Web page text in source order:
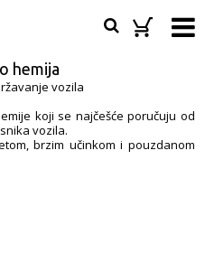
hemija
vozila
koji se najčešće poručuju od
vozila.
brzim učinkom i pouzdanom